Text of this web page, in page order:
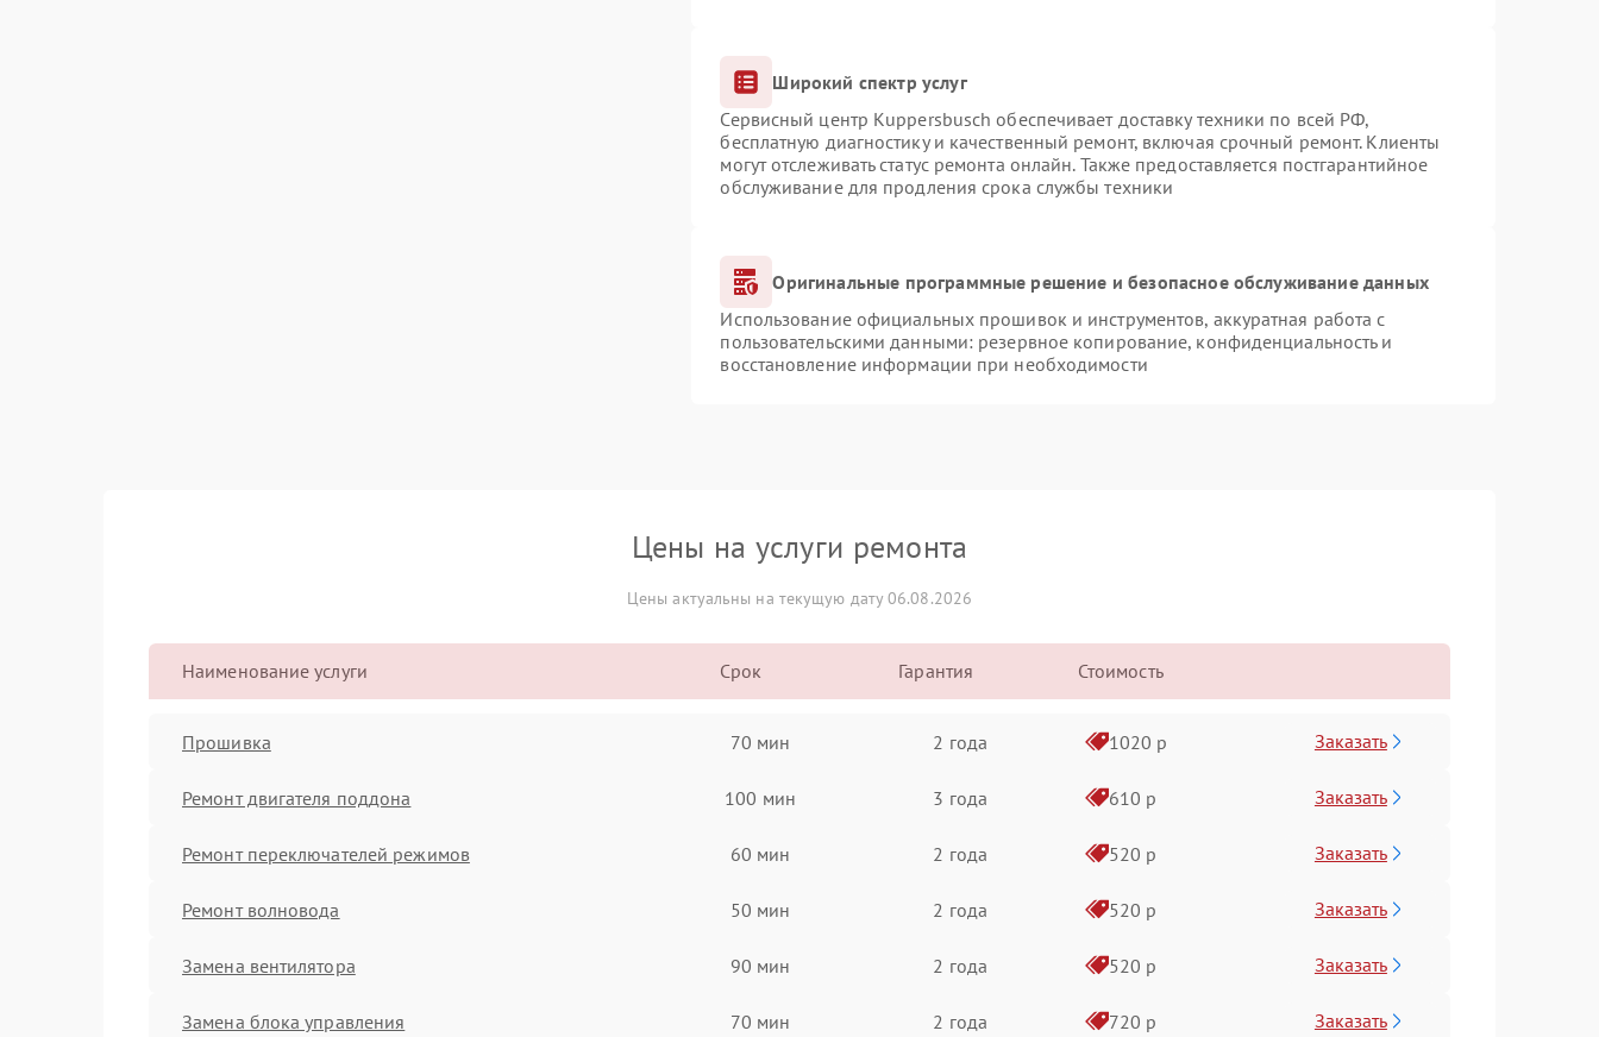
Широкий спектр услуг
Сервисный центр Kuppersbusch обеспечивает доставку техники по всей РФ,
бесплатную диагностику и качественный ремонт, включая срочный ремонт. Клиенты
могут отслеживать статус ремонта онлайн. Также предоставляется постгарантийное
обслуживание для продления срока службы техники
Оригинальные программные решение и безопасное обслуживание данных
Использование официальных прошивок и инструментов, аккуратная работа с
пользовательскими данными: резервное копирование, конфиденциальность и
восстановление информации при необходимости
Цены на услуги ремонта
Цены актуальны на текущую дату 06.08.2026
Наименование услуги Срок Гарантия Стоимость
Прошивка 70 мин 2 года 1020 р Заказать
Ремонт двигателя поддона 100 мин 3 года 610 р Заказать
Ремонт переключателей режимов 60 мин 2 года 520 р Заказать
Ремонт волновода 50 мин 2 года 520 р Заказать
Замена вентилятора 90 мин 2 года 520 р Заказать
Замена блока управления 70 мин 2 года 720 р Заказать